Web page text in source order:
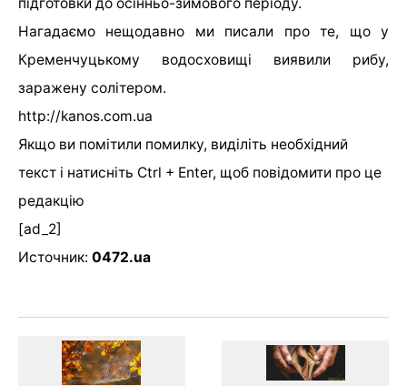
Нагадаємо нещодавно ми писали про те, що у
Кременчуцькому водосховищі виявили рибу,
заражену солітером.
http://kanos.com.ua
Якщо ви помітили помилку, виділіть необхідний
текст і натисніть Ctrl + Enter, щоб повідомити про це
редакцію
[ad_2]
Источник: 0472.ua